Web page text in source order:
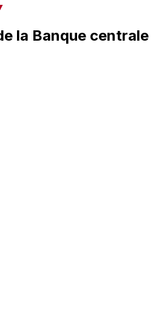
la Banque centrale